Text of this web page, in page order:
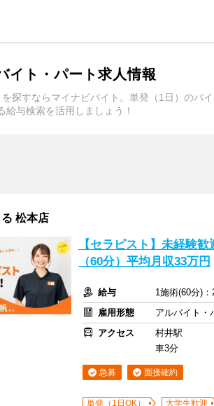
イト・パート求人情報
探すならマイナビバイト。単発（1日）のバ
与検索を活用しましょう！
る 松本店
【セラピスト】未経験
（60分）平均月収33万円
給与
1施術(60分)
雇用形態
アルバイト・
アクセス
村井駅
車3分
急募 面接確約
単発（1日OK） 大学生歓迎